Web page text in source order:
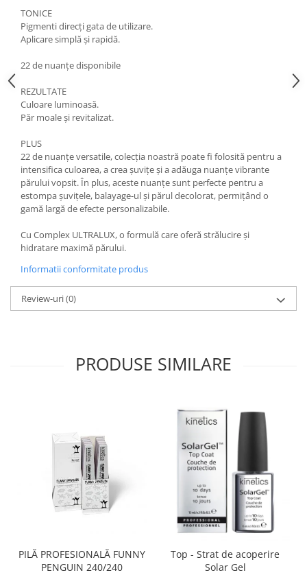
TONICE
Pigmenti direcți gata de utilizare.
Aplicare simplă și rapidă.
22 de nuanțe disponibile
REZULTATE
Culoare luminoasă.
Păr moale și revitalizat.
PLUS
22 de nuanțe versatile, colecția noastră poate fi folosită pentru a
intensifica culoarea, a crea șuvițe și a adăuga nuanțe vibrante
părului vopsit. În plus, aceste nuanțe sunt perfecte pentru a
estompa șuvițele, balayage-ul și părul decolorat, permițând o
gamă largă de efecte personalizabile.
Cu Complex ULTRALUX, o formulă care oferă strălucire și
hidratare maximă părului.
Informatii conformitate produs
Review-uri(0)
PRODUSE SIMILARE
PILĂ PROFESIONALĂ FUNNY
PENGUIN 240/240
Top - Strat de acoperire
Solar Gel